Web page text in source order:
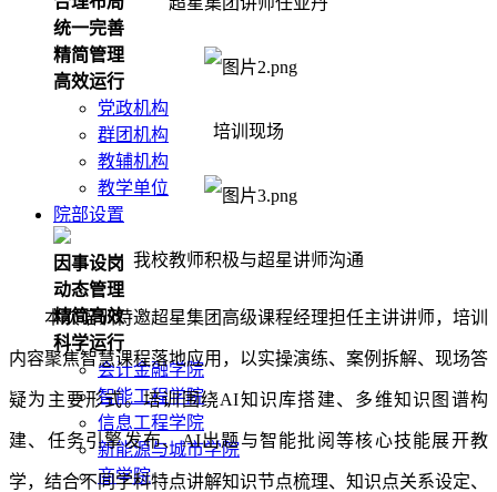
统一完善
精简管理
高效运行
党政机构
群团机构
教辅机构
教学单位
院部设置
因事设岗
动态管理
精简高效
科学运行
会计金融学院
智能工程学院
信息工程学院
新能源与城市学院
商学院
培训现场
我校教师积极与超星讲师沟通
本次培训特邀超星集团高级课程经理担任主讲讲师，培训
内容聚焦智慧课程落地应用，以实操演练、案例拆解、现场答
疑为主要形式。培训围绕AI知识库搭建、多维知识图谱构
建、任务引擎发布、AI出题与智能批阅等核心技能展开教
学，结合不同学科特点讲解知识节点梳理、知识点关系设定、